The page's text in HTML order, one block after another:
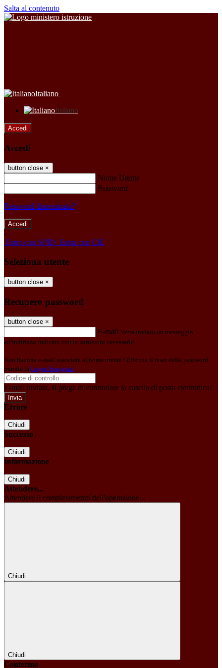
Salta al contenuto
Italiano
Italiano
Accedi
Accedi
button close ×
Nome Utente
Password
Password dimenticata?
-
Entra con SPID Entra con CIE
Seleziona utente
button close ×
Recupero password
button close ×
E-mail Verrà inviato un messaggio
all'indirizzo indicato con le istruzioni necessarie.
Non hai una e-mail associata al nome utente? Effettua il reset della password
tramite la Login Spaggiari
E-mail inviata, si prega di controllare la casella di posta elettronica!
Errore
Chiudi
Successo
Chiudi
Informazione
Chiudi
Attendere...
Attendere il completamento dell'operazione...
Chiudi
Chiudi
Conferma